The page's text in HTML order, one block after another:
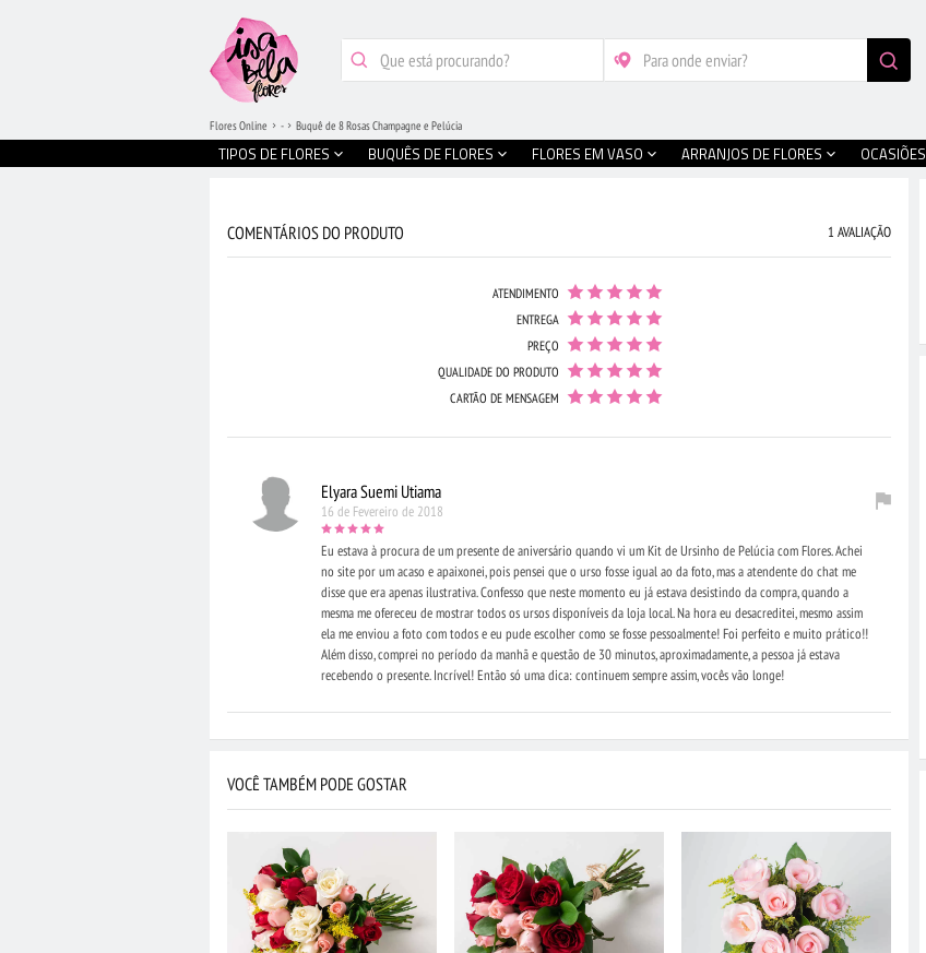
TIPOS DE FLORES BUQUÊS DE FLORES FLORES EM VASO ARRANJOS DE FLORES OCASIÕES
Flores Online - Buquê de 8 Rosas Champagne e Pelúcia
COMENTÁRIOS DO PRODUTO 1 AVALIAÇÃO
ATENDIMENTO
ENTREGA
PREÇO
QUALIDADE DO PRODUTO
CARTÃO DE MENSAGEM
Elyara Suemi Utiama
16 de Fevereiro de 2018
Eu estava à procura de um presente de aniversário quando vi um Kit de Ursinho de Pelúcia com Flores. Achei
no site por um acaso e apaixonei, pois pensei que o urso fosse igual ao da foto, mas a atendente do chat me
disse que era apenas ilustrativa. Confesso que neste momento eu já estava desistindo da compra, quando a
mesma me ofereceu de mostrar todos os ursos disponíveis da loja local. Na hora eu desacreditei, mesmo assim
ela me enviou a foto com todos e eu pude escolher como se fosse pessoalmente! Foi perfeito e muito prático!!
Além disso, comprei no período da manhã e questão de 30 minutos, aproximadamente, a pessoa já estava
recebendo o presente. Incrível! Então só uma dica: continuem sempre assim, vocês vão longe!
VOCÊ TAMBÉM PODE GOSTAR